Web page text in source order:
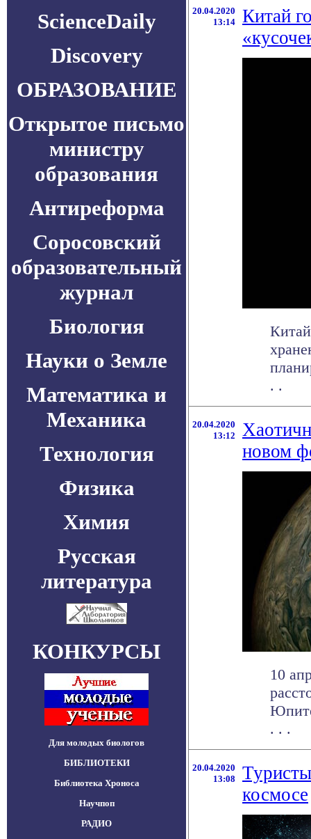
ScienceDaily
Discovery
ОБРАЗОВАНИЕ
Открытое письмо
министру
образования
Антиреформа
Соросовский
образовательный
журнал
Биология
Науки о Земле
Математика и
Механика
Технология
Физика
Химия
Русская
литература
КОНКУРСЫ
Для молодых биологов
БИБЛИОТЕКИ
Библиотека Хроноса
Научпоп
РАДИО
20.04.2020
13:14
Китай
. .
20.04.2020
13:12
новом
10
. . .
20.04.2020
13:08
космосе